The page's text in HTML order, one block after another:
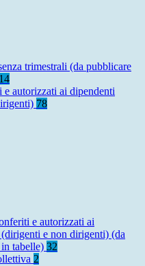
trimestrali (da pubblicare
14
autorizzati ai dipendenti
78
e autorizzati ai
e non dirigenti) (da
tabelle) 32
2